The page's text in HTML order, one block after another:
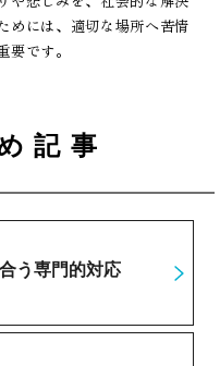
めには、適切な場所へ苦情
です。
記事
う専門的対応